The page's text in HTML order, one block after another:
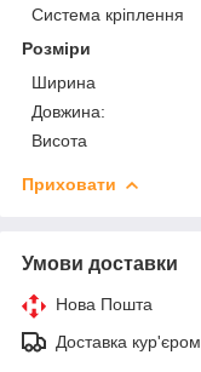
Система кріплення
Розміри
Ширина
Довжина:
Висота
Приховати
Умови доставки
Нова Пошта
Доставка кур'єром